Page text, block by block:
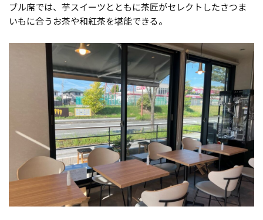
ブル席では、芋スイーツとともに茶匠がセレクトしたさつま
いもに合うお茶や和紅茶を堪能できる。